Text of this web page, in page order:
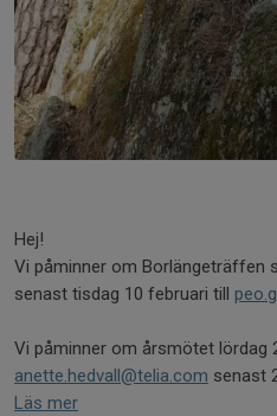
Hej!
Vi påminner om Borlängeträffen
senast tisdag 10 februari till
Vi påminner om årsmötet lördag
anette.hedvall@telia.com senast
Läs mer